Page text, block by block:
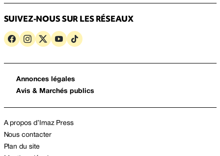
SUIVEZ-NOUS SUR LES RÉSEAUX
Annonces légales
Avis & Marchés publics
A propos d’Imaz Press
Nous contacter
Plan du site